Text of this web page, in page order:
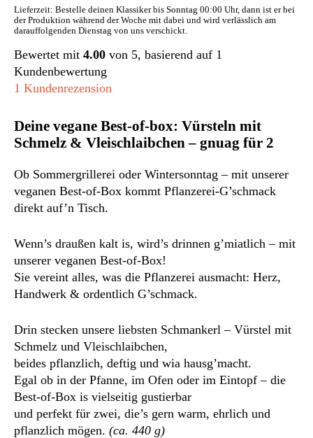
Lieferzeit: Bestelle deinen Klassiker bis Sonntag 00:00 Uhr, dann ist er bei
der Produktion während der Woche mit dabei und wird verlässlich am
darauffolgenden Dienstag von uns verschickt.
Bewertet mit 4.00 von 5, basierend auf 1
Kundenbewertung
1 Kundenrezension
Deine vegane Best-of-box: Vürsteln mit
Schmelz & Vleischlaibchen – gnuag für 2
Ob Sommergrillerei oder Wintersonntag – mit unserer
veganen Best-of-Box kommt Pflanzerei-G’schmack
direkt auf’n Tisch.
Wenn’s draußen kalt is, wird’s drinnen g’miatlich – mit
unserer veganen Best-of-Box!
Sie vereint alles, was die Pflanzerei ausmacht: Herz,
Handwerk & ordentlich G’schmack.
Drin stecken unsere liebsten Schmankerl – Vürstel mit
Schmelz und Vleischlaibchen,
beides pflanzlich, deftig und wia hausg’macht.
Egal ob in der Pfanne, im Ofen oder im Eintopf – die
Best-of-Box is vielseitig gustierbar
und perfekt für zwei, die’s gern warm, ehrlich und
pflanzlich mögen. (ca. 440 g)